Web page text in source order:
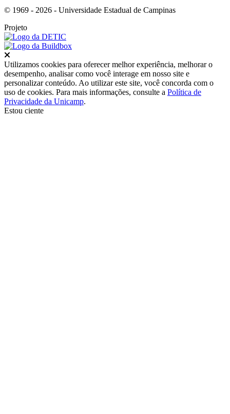
© 1969 - 2026 - Universidade Estadual de Campinas
Projeto
Utilizamos cookies para oferecer melhor experiência, melhorar o
desempenho, analisar como você interage em nosso site e
personalizar conteúdo. Ao utilizar este site, você concorda com o
uso de cookies. Para mais informações, consulte a Política de
Privacidade da Unicamp.
Estou ciente